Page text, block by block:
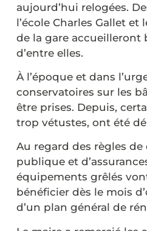
aujourd’hui relogées.
l’école Charles Gallet
de la gare accueilleront
d’entre elles.
À l’époque et dans
conservatoires sur les
être prises. Depuis,
trop vétustes, ont été
Au regard des règles
publique et
équipements grêlés
bénéficier dès le mois
d’un plan général de